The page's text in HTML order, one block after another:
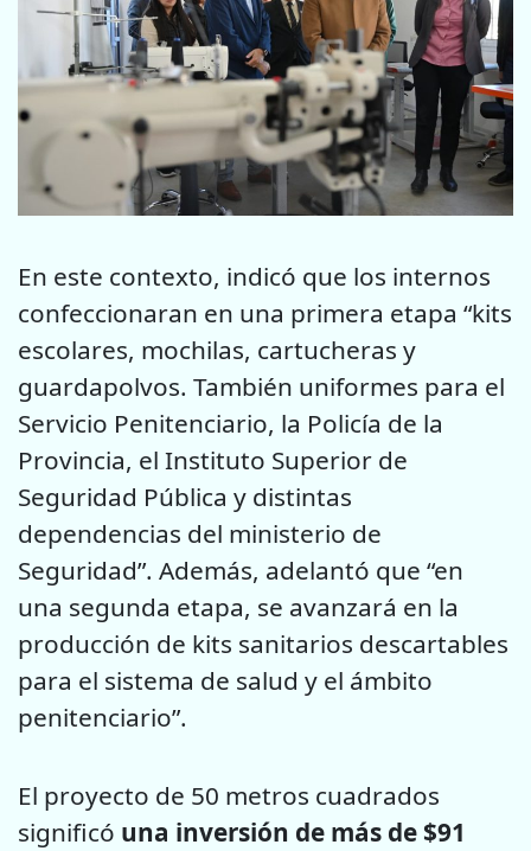
En este contexto, indicó que los internos
confeccionaran en una primera etapa “kits
escolares, mochilas, cartucheras y
guardapolvos. También uniformes para el
Servicio Penitenciario, la Policía de la
Provincia, el Instituto Superior de
Seguridad Pública y distintas
dependencias del ministerio de
Seguridad”. Además, adelantó que “en
una segunda etapa, se avanzará en la
producción de kits sanitarios descartables
para el sistema de salud y el ámbito
penitenciario”.
El proyecto de 50 metros cuadrados
significó una inversión de más de $91